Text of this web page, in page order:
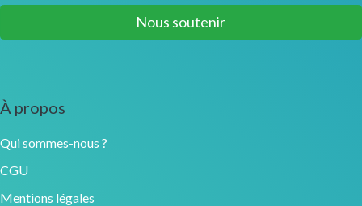
Nous soutenir
À propos
Qui sommes-nous ?
CGU
Mentions légales